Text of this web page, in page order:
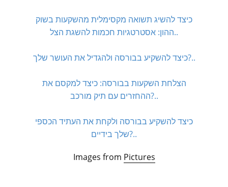
כיצד להשיג תשואה מקסימלית מהשקעות בשוק
ההון: אסטרטגיות חכמות להשגת הצל..
כיצד להשקיע בבורסה ולהגדיל את העושר שלך?..
הצלחת השקעות בבורסה: כיצד למקסם את
ההחזרים עם תיק מורכב?..
כיצד להשקיע בבורסה ולקחת את העתיד הכספי
שלך בידיים?..
Images from Pictures